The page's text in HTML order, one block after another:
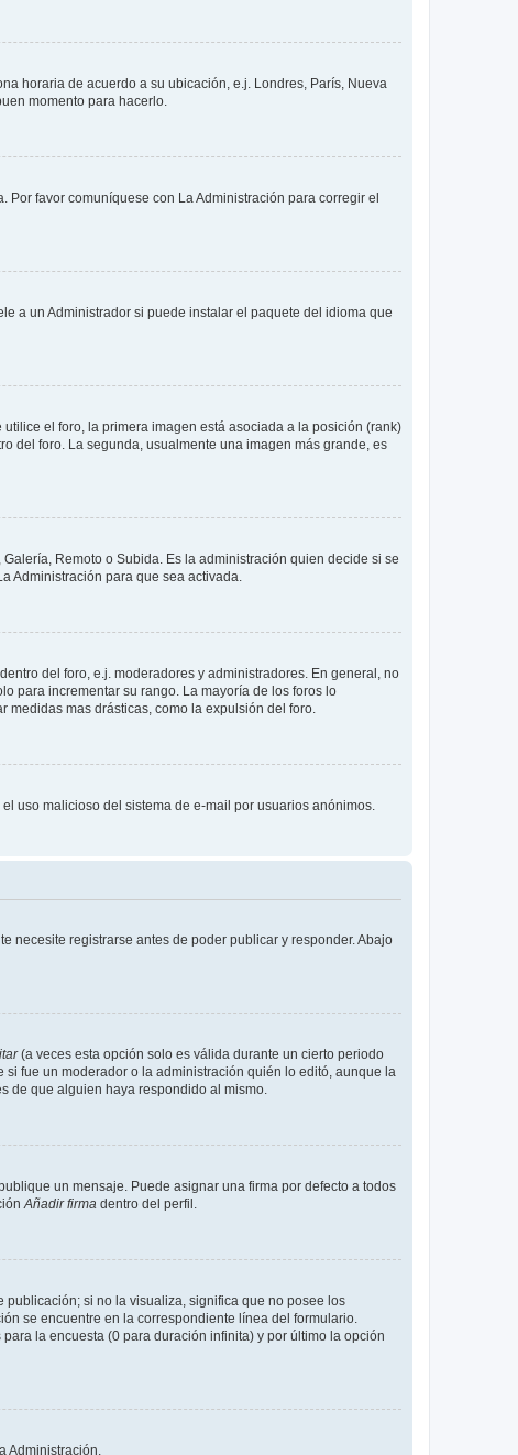
horaria de acuerdo a su ubicación, e.j. Londres, París, Nueva
momento para hacerlo.
favor comuníquese con La Administración para corregir el
a un Administrador si puede instalar el paquete del idioma que
el foro, la primera imagen está asociada a la posición (rank)
del foro. La segunda, usualmente una imagen más grande, es
Remoto o Subida. Es la administración quien decide si se
Administración para que sea activada.
del foro, e.j. moderadores y administradores. En general, no
para incrementar su rango. La mayoría de los foros lo
mas drásticas, como la expulsión del foro.
uso malicioso del sistema de e-mail por usuarios anónimos.
necesite registrarse antes de poder publicar y responder. Abajo
(a veces esta opción solo es válida durante un cierto periodo
fue un moderador o la administración quién lo editó, aunque la
de que alguien haya respondido al mismo.
un mensaje. Puede asignar una firma por defecto a todos
Añadir firma dentro del perfil.
si no la visualiza, significa que no posee los
se encuentre en la correspondiente línea del formulario.
la encuesta (0 para duración infinita) y por último la opción
Administración.